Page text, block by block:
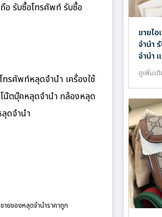
อ รับซื้อโทรศัพท์ รับซื้อ
รศัพท์หลุดจำนำ เครื่องใช้
น๊ตบุ๊คหลุดจำนำ กล้องหลุด
ดจำนำ
ยของหลุดจำนำราคาถูก
ขายไ
จำนำ
จำนำ
ดูเพิ่มเ